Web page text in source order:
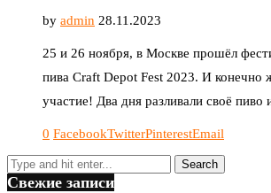
by admin 28.11.2023
25 и 26 ноября, в Москве прошёл
пива Craft Depot Fest 2023. И конечно
участие! Два дня разливали своё
0 FacebookTwitterPinterestEmail
Свежие записи